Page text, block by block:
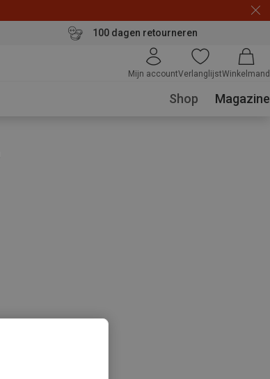
100 dagen retourneren
Mijn accountVerlanglijstWinkelmand
Shop Magazine